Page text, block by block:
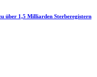
über 1,5 Milliarden Sterberegistern